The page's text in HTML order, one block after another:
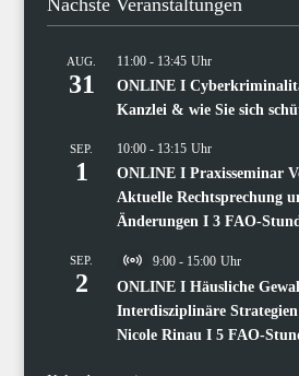
Nächste Veranstaltungen
AUG.
31
11:00- 13:45
ONLINE I
Kanzlei & wie Sie sich
SEP.
1
10:00- 13:15
ONLINE I Praxisseminar
Aktuelle Rechtsprechung
Änderungen I 3 FAO-
SEP.
2
Virtual
Veranstaltung
9:00- 15:00
ONLINE I Häusliche
Interdisziplinäre
Nicole Rinau I 5 FAO-